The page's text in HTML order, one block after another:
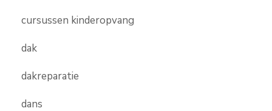
cursussen kinderopvang
dak
dakreparatie
dans